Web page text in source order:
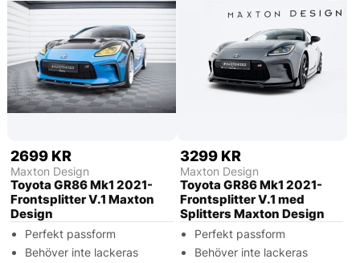
2699 KR
Maxton Design
Toyota GR86 Mk1 2021-
Frontsplitter V.1 Maxton
Design
Perfekt passform
Behöver inte lackeras
3299 KR
Maxton Design
Toyota GR86 Mk1 2021-
Frontsplitter V.1 med
Splitters Maxton Design
Perfekt passform
Behöver inte lackeras